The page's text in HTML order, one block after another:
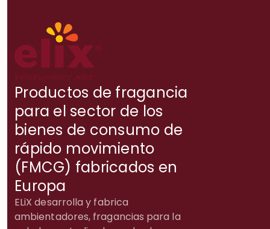
Productos de fragancia
para el sector de los
bienes de consumo de
rápido movimiento
(FMCG) fabricados en
Europa
ELiX desarrolla y fabrica
ambientadores, fragancias para la